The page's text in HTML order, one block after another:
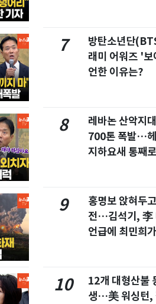
7
방탄소년단
래미 어워즈 '
언한 이유는?
8
레바논 산악지
700톤 폭발…
지하요새 통째
9
홍명보 앉혀두
전…김석기, 李
언급에 최민희
10
12개 대형산불
생…美 워싱턴,